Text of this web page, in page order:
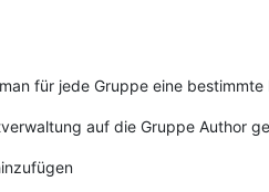
für jede Gruppe eine
auf die Gruppe Author